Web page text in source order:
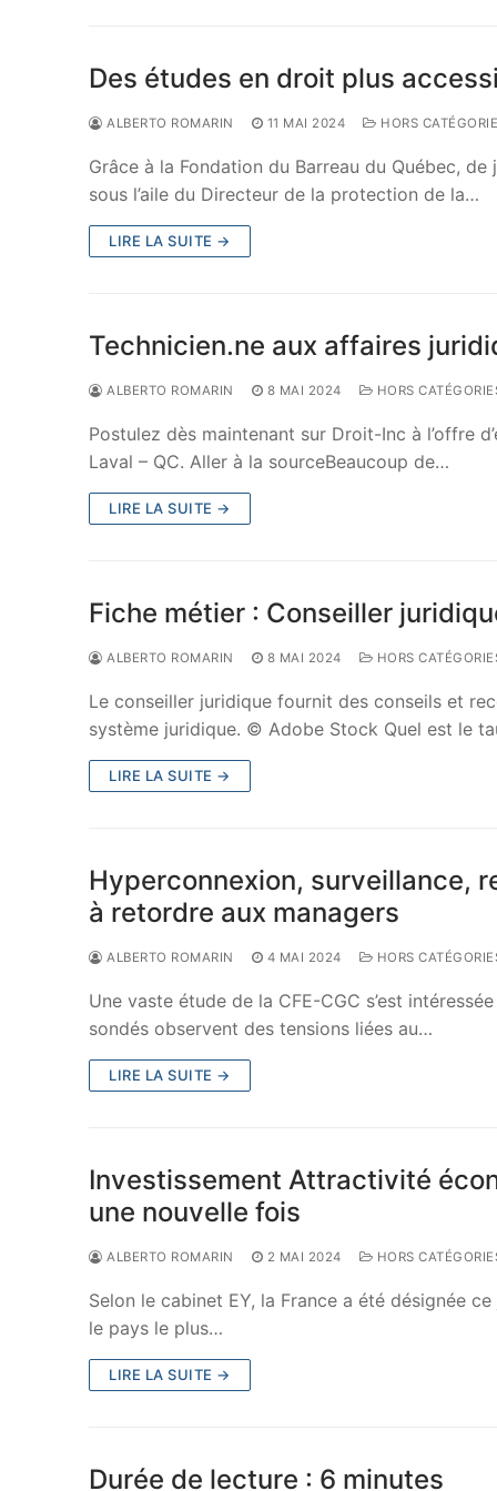
Des études en droit plus
ALBERTO ROMARIN 11 MAI 2024 HORS
Grâce à la Fondation du Barreau du Québec,
sous l’aile du Directeur de la protection de la…
LIRE LA SUITE →
Technicien.ne aux affaires
ALBERTO ROMARIN 8 MAI 2024 HORS
Postulez dès maintenant sur Droit-Inc à l’offre
Laval – QC. Aller à la sourceBeaucoup de…
LIRE LA SUITE →
Fiche métier : Conseiller
ALBERTO ROMARIN 8 MAI 2024 HORS
Le conseiller juridique fournit des conseils et
système juridique. © Adobe Stock Quel est le
LIRE LA SUITE →
Hyperconnexion, surveillance,
à retordre aux managers
ALBERTO ROMARIN 4 MAI 2024 HORS
Une vaste étude de la CFE-CGC s’est
sondés observent des tensions liées au…
LIRE LA SUITE →
Investissement Attractivité
une nouvelle fois
ALBERTO ROMARIN 2 MAI 2024 HORS
Selon le cabinet EY, la France a été désignée
le pays le plus…
LIRE LA SUITE →
Durée de lecture : 6 minutes